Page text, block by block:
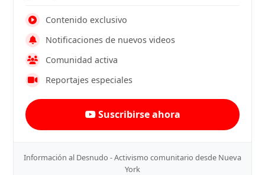
Contenido exclusivo
Notificaciones de nuevos videos
Comunidad activa
Reportajes especiales
Suscribirse ahora
Información al Desnudo - Activismo comunitario desde Nueva
York